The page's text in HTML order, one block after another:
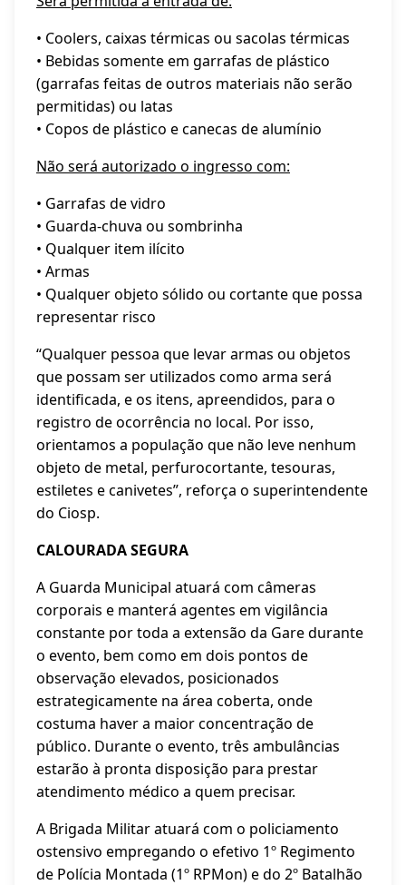
• Coolers, caixas térmicas ou sacolas térmicas
• Bebidas somente em garrafas de plástico
(garrafas feitas de outros materiais não serão
permitidas) ou latas
• Copos de plástico e canecas de alumínio
Não será autorizado o ingresso com:
• Garrafas de vidro
• Guarda-chuva ou sombrinha
• Qualquer item ilícito
• Armas
• Qualquer objeto sólido ou cortante que possa
representar risco
“Qualquer pessoa que levar armas ou objetos
que possam ser utilizados como arma será
identificada, e os itens, apreendidos, para o
registro de ocorrência no local. Por isso,
orientamos a população que não leve nenhum
objeto de metal, perfurocortante, tesouras,
estiletes e canivetes”, reforça o superintendente
do Ciosp.
CALOURADA SEGURA
A Guarda Municipal atuará com câmeras
corporais e manterá agentes em vigilância
constante por toda a extensão da Gare durante
o evento, bem como em dois pontos de
observação elevados, posicionados
estrategicamente na área coberta, onde
costuma haver a maior concentração de
público. Durante o evento, três ambulâncias
estarão à pronta disposição para prestar
atendimento médico a quem precisar.
A Brigada Militar atuará com o policiamento
ostensivo empregando o efetivo 1º Regimento
de Polícia Montada (1º RPMon) e do 2º Batalhão